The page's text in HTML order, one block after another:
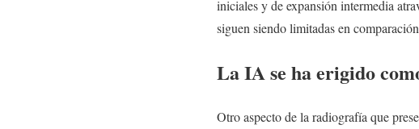
iniciales y de expansión intermedia
siguen siendo limitadas en
La IA se ha erigido
Otro aspecto de la radiografía que